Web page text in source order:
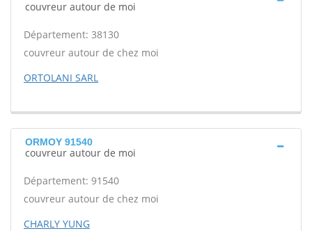
couvreur autour de moi
Département: 38130
couvreur autour de chez moi
ORTOLANI SARL
ORMOY 91540
couvreur autour de moi
Département: 91540
couvreur autour de chez moi
CHARLY YUNG